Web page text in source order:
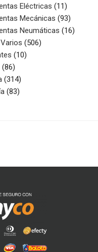
Eléctricas 1111
productos
Mecánicas 9393
productos
Neumáticas 1616
506506
1010
8686
productos
314314
productos
8383